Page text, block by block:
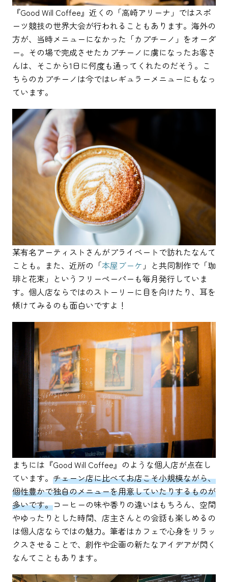
『Good Will Coffee』近くの「高崎アリーナ」ではスポ
ーツ競技の世界大会が行われることもあります。海外の
方が、当時メニューになかった「カプチーノ」をオーダ
ー。その場で完成させたカプチーノに虜になったお客さ
んは、そこから1日に何度も通ってくれたのだそう。こ
ちらのカプチーノは今ではレギュラーメニューにもなっ
ています。
某有名アーティストさんがプライベートで訪れたなんて
ことも。また、近所の「本屋ブーケ 」と共同制作で「珈
琲と花束」というフリーペーパーも毎月発行していま
す。個人店ならではのストーリーに目を向けたり、耳を
傾けてみるのも面白いですよ！
まちには『Good Will Coffee』のような個人店が点在し
ています。 チェーン店に比べてお店こそ小規模ながら、
個性豊かで独自のメニューを用意していたりするものが
多いです。コーヒーの味や香りの違いはもちろん、空間
やゆったりとした時間、店主さんとの会話も楽しめるの
は個人店ならではの魅力。筆者はカフェで心身をリラッ
クスさせることで、創作や企画の新たなアイデアが閃く
なんてこともあります。